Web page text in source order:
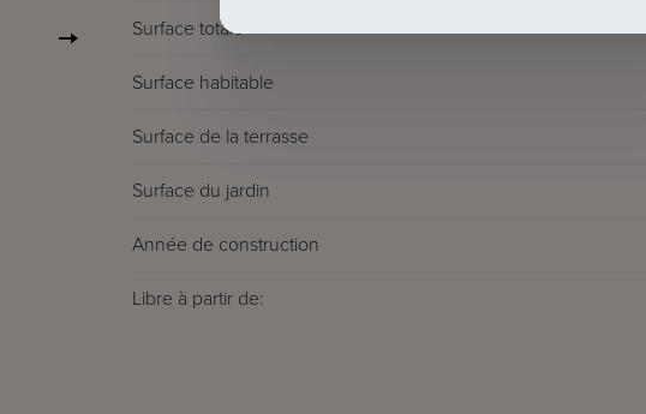
Surface totale
Surface habitable
Surface de la terrasse
Surface du jardin
Année de construction
Libre à partir de: